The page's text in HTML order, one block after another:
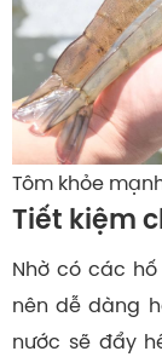
Tôm khỏe
Tiết kiệm
Nhờ có các
nên dễ dàng
nước sẽ đẩy